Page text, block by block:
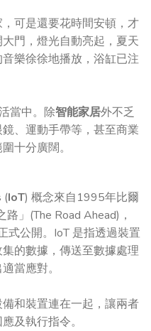
可是還要花時間安頓，才
門，燈光自動亮起，夏天
樂徐徐地播放，浴缸已注
當中。除智能家居外不乏
、運動手帶等，甚至商業
十分廣闊。
(IoT) 概念來自1995年比爾
」(The Road Ahead)，
式公開。IoT 是指透過裝置
的數據，傳送至數據處理
當應對。
和裝置連在一起，讓兩者
及執行指令。